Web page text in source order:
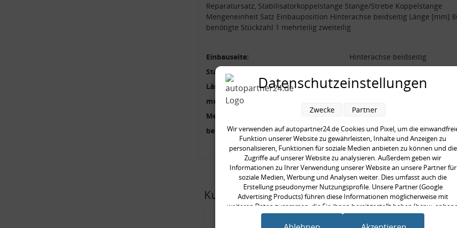
Reparatursatz, Stabilisatorkoppelstange Stange/Strebe Koppelstange
Mengeneinheit Satz Einbauposition Hinterachse beidseitig Länge [mm]
benötigte Stückzahl 1 mehrteilig zweiteilig
Einbauseite:
Hinterachse beidseitig
Stange/Strebe:
Länge [mm]:
86 mm
mehrteilig:
Mengeneinheit:
Satz
benötigte Stückzahl:
1
Kunden kauften auch
Datenschutzeinstellungen
Wir verwenden auf autopartner24.de Cookies und Pixel, um die
Funktion unserer Website zu gewährleisten, Inhalte und Anzeigen zu
personalisieren, Funktionen für soziale Medien anbieten zu können und die
Zugriffe auf unserer Website zu analysieren. Außerdem geben wir
Informationen zu Ihrer Verwendung unserer Website an unsere Partner für
soziale Medien, Werbung und Analysen weiter. Dies umfasst auch die
Erstellung pseudonymer Nutzungsprofile. Unsere Partner (Google
Advertising Products) führen diese Informationen möglicherweise mit
weiteren Daten zusammen, die Sie ihnen bereitgestellt haben (bspw.
eines persönlichen Accounts) oder welche sie im Rahmen Ihrer Nutzung der
Dienste gesammelt haben (bspw. Nutzungsdaten anderer Geräte). Ihre
Zwecke Partner